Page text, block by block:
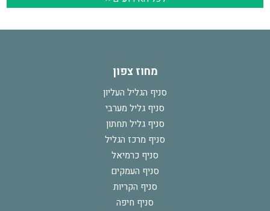
מחוז צפון
סניף הגליל העליון
סניף גליל מערבי
סניף גליל תחתון
סניף מרכז הגליל
סניף כרמיאל
סניף העמקים
סניף הקריות
סניף חיפה